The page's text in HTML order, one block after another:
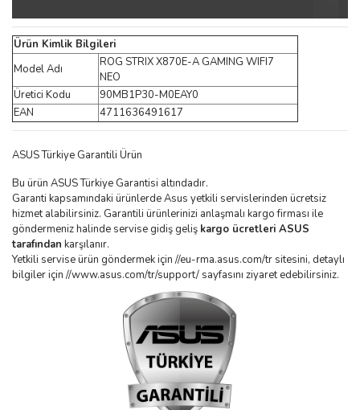
Ürün Kimlik Bilgileri
Model Adı
ROG STRIX X870E-A GAMING WIFI7
NEO
Üretici Kodu
90MB1P30-M0EAY0
EAN
4711636491617
ASUS Türkiye Garantili Ürün
Bu ürün ASUS Türkiye Garantisi altındadır.
Garanti kapsamındaki ürünlerde Asus yetkili servislerinden ücretsiz
hizmet alabilirsiniz. Garantili ürünlerinizi anlaşmalı kargo firması ile
göndermeniz halinde servise gidiş geliş kargo ücretleri ASUS
tarafından karşılanır.
Yetkili servise ürün göndermek için //eu-rma.asus.com/tr sitesini, detaylı
bilgiler için //www.asus.com/tr/support/ sayfasını ziyaret edebilirsiniz.